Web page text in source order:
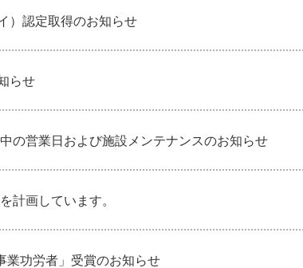
）認定取得のお知らせ
らせ
の営業日および施設メンテナンスのお知らせ
計画しています。
業功労者」受賞のお知らせ